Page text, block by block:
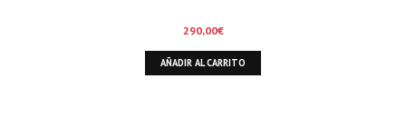
290,00€
AÑADIR AL CARRITO